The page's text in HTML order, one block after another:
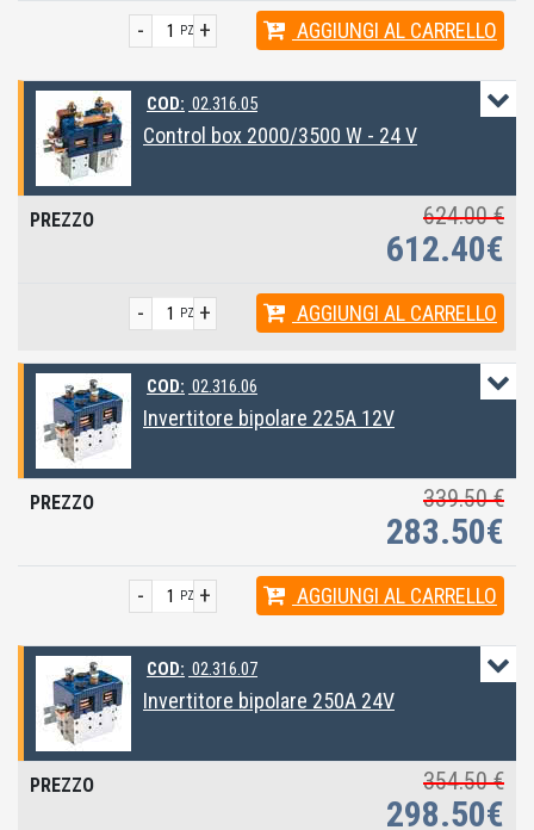
+
- PZ AGGIUNGI AL CARRELLO
COD: 02.316.05
Control box 2000/3500 W - 24 V
624.00 €
612.40€
+
- PZ AGGIUNGI AL CARRELLO
COD: 02.316.06
Invertitore bipolare 225A 12V
339.50 €
283.50€
+
- PZ AGGIUNGI AL CARRELLO
COD: 02.316.07
Invertitore bipolare 250A 24V
354.50 €
298.50€